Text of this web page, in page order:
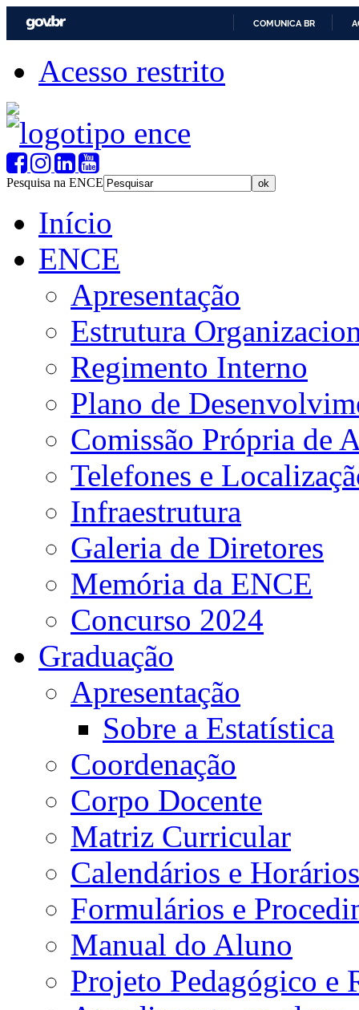
COMUNICA BR
Acesso restrito
Pesquisa na ENCE
Início
ENCE
Apresentação
Estrutura
Regimento Interno
Plano de
Comissão Própria de
Telefones e
Infraestrutura
Galeria de Diretores
Memória da ENCE
Concurso 2024
Graduação
Apresentação
Sobre a Estatística
Coordenação
Corpo Docente
Matriz Curricular
Calendários e Horários
Formulários e
Manual do Aluno
Projeto Pedagógico e